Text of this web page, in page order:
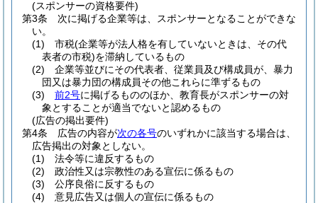
(スポンサーの資格要件)
第3条
次に掲げる企業等は、スポンサーとなることができな
い。
(1)
市税(企業等が法人格を有していないときは、その代
表者の市税)を滞納しているもの
(2)
企業等並びにその代表者、従業員及び構成員が、暴力
団又は暴力団の構成員その他これらに準ずるもの
(3)
前2号に掲げるもののほか、教育長がスポンサーの対
象とすることが適当でないと認めるもの
(広告の掲出要件)
第4条
広告の内容が次の各号のいずれかに該当する場合は、
広告掲出の対象としない。
(1)
法令等に違反するもの
(2)
政治性又は宗教性のある宣伝に係るもの
(3)
公序良俗に反するもの
(4)
意見広告又は個人の宣伝に係るもの